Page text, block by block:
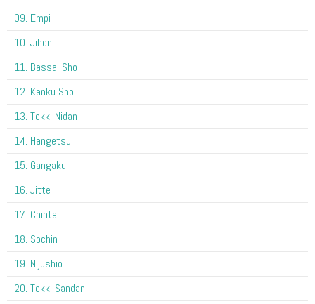
09. Empi
10. Jihon
11. Bassai Sho
12. Kanku Sho
13. Tekki Nidan
14. Hangetsu
15. Gangaku
16. Jitte
17. Chinte
18. Sochin
19. Nijushio
20. Tekki Sandan